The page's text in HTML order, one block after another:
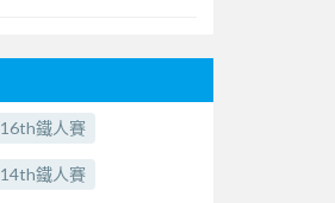
16th鐵人賽
14th鐵人賽